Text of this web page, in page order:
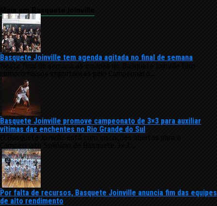
Basquete Joinville tem agenda agitada no final de semana
Neste final de semana as equipes do Basquete Joinville têm
Basquete Joinville promove campeonato de 3×3 para auxiliar
vítimas das enchentes no Rio Grande do Sul
Por falta de recursos, Basquete Joinville anuncia fim das equipes
de alto rendimento